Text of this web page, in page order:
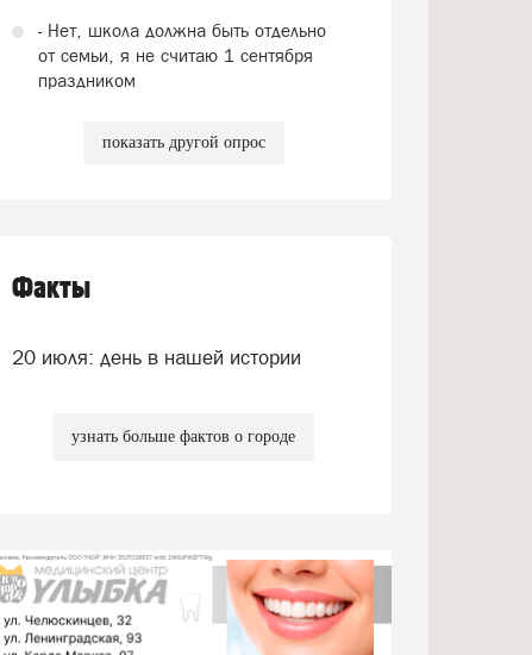
- Нет, школа должна быть отдельно
от семьи, я не считаю 1 сентября
праздником
показать другой опрос
Факты
20 июля: день в нашей истории
узнать больше фактов о городе